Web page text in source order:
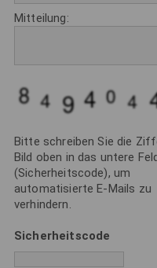
Mitteilung:
Bitte schreiben Sie die
Bild oben in das untere Feld
(Sicherheitscode), um
automatisierte E-Mails zu
verhindern.
Sicherheitscode